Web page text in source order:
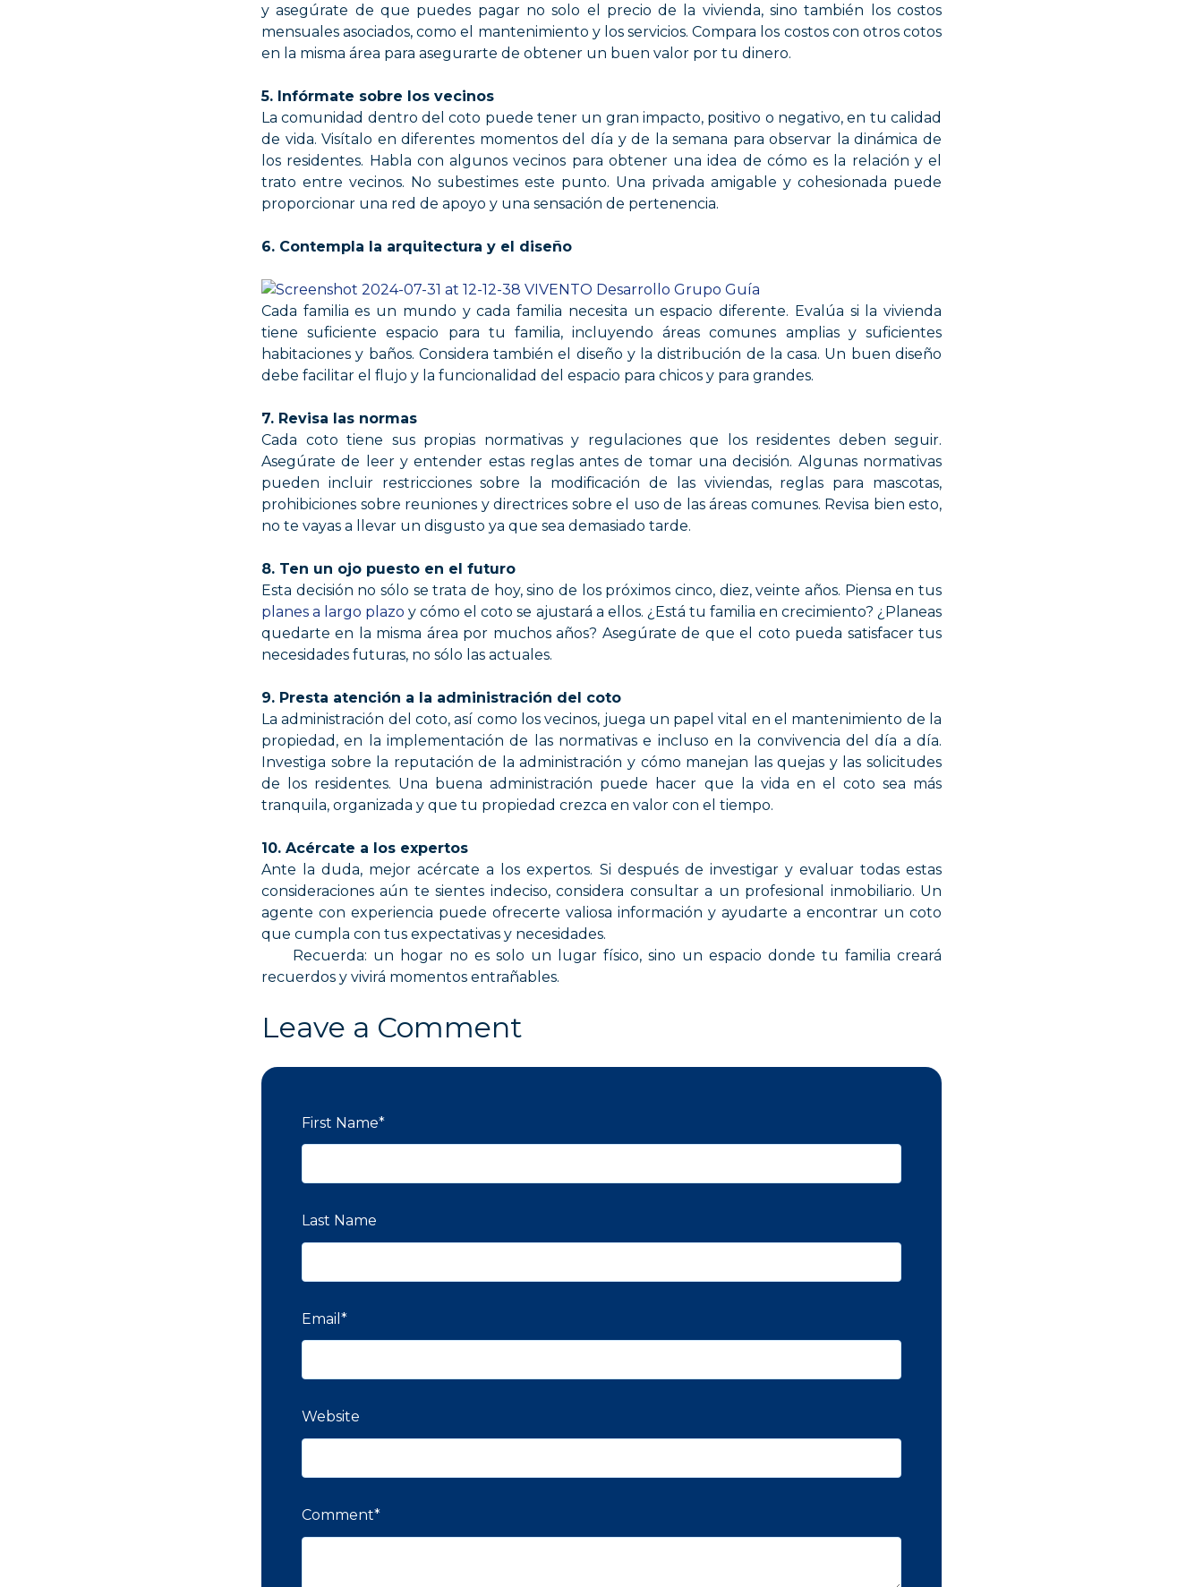
y asegúrate de que puedes pagar no solo el precio de la vivienda, sino también los costos
mensuales asociados, como el mantenimiento y los servicios. Compara los costos con otros cotos
en la misma área para asegurarte de obtener un buen valor por tu dinero.
5. Infórmate sobre los vecinos
La comunidad dentro del coto puede tener un gran impacto, positivo o negativo, en tu calidad
de vida. Visítalo en diferentes momentos del día y de la semana para observar la dinámica de
los residentes. Habla con algunos vecinos para obtener una idea de cómo es la relación y el
trato entre vecinos. No subestimes este punto. Una privada amigable y cohesionada puede
proporcionar una red de apoyo y una sensación de pertenencia.
6. Contempla la arquitectura y el diseño
Cada familia es un mundo y cada familia necesita un espacio diferente. Evalúa si la vivienda
tiene suficiente espacio para tu familia, incluyendo áreas comunes amplias y suficientes
habitaciones y baños. Considera también el diseño y la distribución de la casa. Un buen diseño
debe facilitar el flujo y la funcionalidad del espacio para chicos y para grandes.
7. Revisa las normas
Cada coto tiene sus propias normativas y regulaciones que los residentes deben seguir.
Asegúrate de leer y entender estas reglas antes de tomar una decisión. Algunas normativas
pueden incluir restricciones sobre la modificación de las viviendas, reglas para mascotas,
prohibiciones sobre reuniones y directrices sobre el uso de las áreas comunes. Revisa bien esto,
no te vayas a llevar un disgusto ya que sea demasiado tarde.
8. Ten un ojo puesto en el futuro
Esta decisión no sólo se trata de hoy, sino de los próximos cinco, diez, veinte años. Piensa en tus
planes a largo plazo y cómo el coto se ajustará a ellos. ¿Está tu familia en crecimiento? ¿Planeas
quedarte en la misma área por muchos años? Asegúrate de que el coto pueda satisfacer tus
necesidades futuras, no sólo las actuales.
9. Presta atención a la administración del coto
La administración del coto, así como los vecinos, juega un papel vital en el mantenimiento de la
propiedad, en la implementación de las normativas e incluso en la convivencia del día a día.
Investiga sobre la reputación de la administración y cómo manejan las quejas y las solicitudes
de los residentes. Una buena administración puede hacer que la vida en el coto sea más
tranquila, organizada y que tu propiedad crezca en valor con el tiempo.
10. Acércate a los expertos
Ante la duda, mejor acércate a los expertos. Si después de investigar y evaluar todas estas
consideraciones aún te sientes indeciso, considera consultar a un profesional inmobiliario. Un
agente con experiencia puede ofrecerte valiosa información y ayudarte a encontrar un coto
que cumpla con tus expectativas y necesidades.
Recuerda: un hogar no es solo un lugar físico, sino un espacio donde tu familia creará
recuerdos y vivirá momentos entrañables.
Leave a Comment
First Name*
Last Name
Email *
Website
Comment*